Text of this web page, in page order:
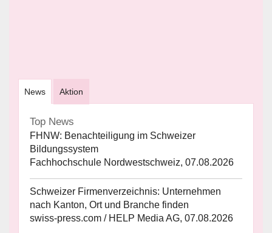
News Aktion
Top News
FHNW: Benachteiligung im Schweizer
Bildungssystem
Fachhochschule Nordwestschweiz, 07.08.2026
Schweizer Firmenverzeichnis: Unternehmen
nach Kanton, Ort und Branche finden
swiss-press.com / HELP Media AG, 07.08.2026